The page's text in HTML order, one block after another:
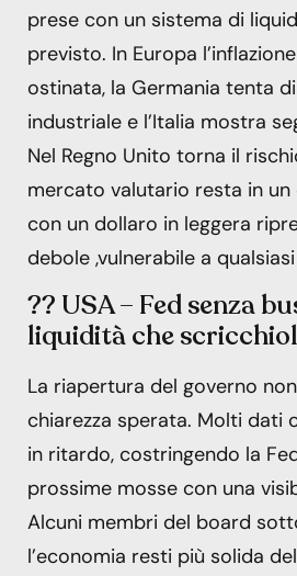
prese con un sistema di
previsto. In Europa
ostinata, la Germania tenta
industriale e l’Italia mostra
Nel Regno Unito torna il
mercato valutario resta in
con un dollaro in leggera
debole ,vulnerabile a
?? USA – Fed senza
liquidità che
La riapertura del governo
chiarezza sperata. Molti dati
in ritardo, costringendo la
prossime mosse con una
Alcuni membri del board
l’economia resti più solida